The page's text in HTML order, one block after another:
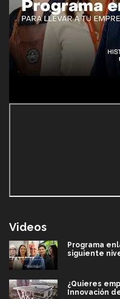
Videos
Programa
siguiente
¿Quieres
Innovación